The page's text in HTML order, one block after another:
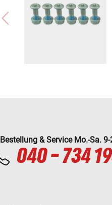
Bestellung & Service Mo.-Sa. 9-
040 - 734